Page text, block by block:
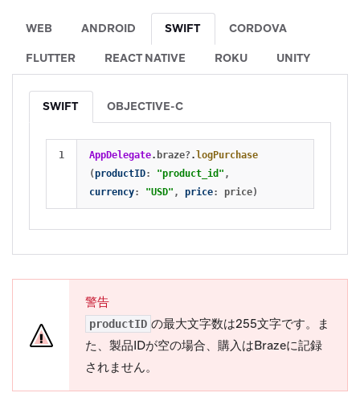
WEB ANDROID SWIFT CORDOVA
FLUTTER REACT NATIVE ROKU UNITY
SWIFT OBJECTIVE-C
AppDelegate. braze?.logPurchase
(productID: "product_id" ,
currency: "USD" , price: price)
警告
productID の最大文字数は255文字です。ま
た、製品IDが空の場合、購入はBrazeに記録
されません。